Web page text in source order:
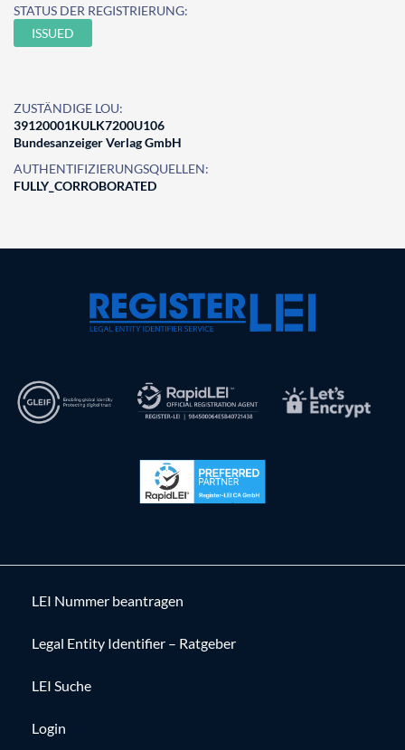
STATUS DER REGISTRIERUNG:
ISSUED
ZUSTÄNDIGE LOU:
39120001KULK7200U106
Bundesanzeiger Verlag GmbH
AUTHENTIFIZIERUNGSQUELLEN:
FULLY_CORROBORATED
LEI Nummer beantragen
Legal Entity Identifier – Ratgeber
LEI Suche
Login